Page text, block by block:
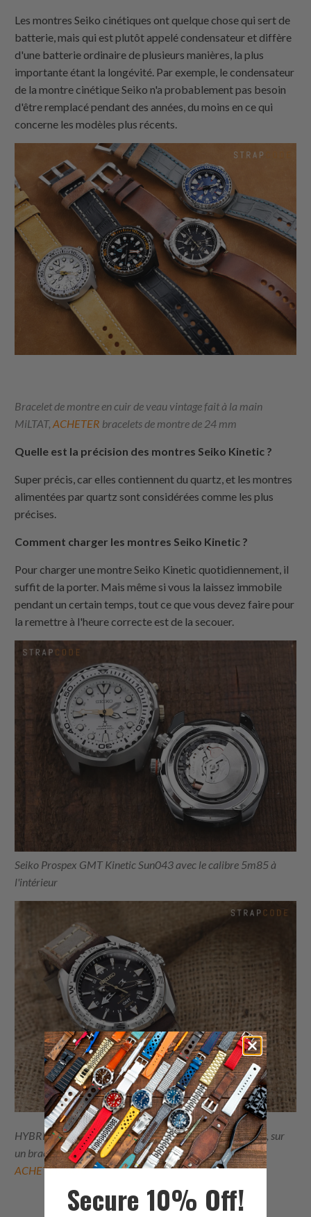
Les montres Seiko cinétiques ont quelque chose qui sert de
batterie, mais qui est plutôt appelé condensateur et diffère
d'une batterie ordinaire de plusieurs manières, la plus
importante étant la longévité. Par exemple, le condensateur
de la montre cinétique Seiko n'a probablement pas besoin
d'être remplacé pendant des années, du moins en ce qui
concerne les modèles plus récents.
Bracelet de montre en cuir de veau vintage fait à la main
MiLTAT, ACHETER bracelets de montre de 24 mm
Quelle est la précision des montres Seiko Kinetic ?
Super précis, car elles contiennent du quartz, et les montres
alimentées par quartz sont considérées comme les plus
précises.
Comment charger les montres Seiko Kinetic ?
Pour charger une montre Seiko Kinetic quotidiennement, il
suffit de la porter. Mais même si vous la laissez immobile
pendant un certain temps, tout ce que vous devez faire pour
la remettre à l'heure correcte est de la secouer.
Seiko Prospex GMT Kinetic Sun043 avec le calibre 5m85 à
l'intérieur
HYBRIDE de SeikoKinetic SUN053P1 GMT Landmaster, sur
un bracelet en cuir de veau vintage fait main de 24 mm,
ACHETER NOU
Secure 10% Off!